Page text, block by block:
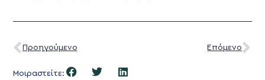
Προηγούμενο Επόμενο
Μοιραστείτε: